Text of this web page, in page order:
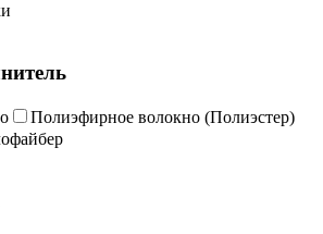
Полиэфирное волокно (Полиэстер)